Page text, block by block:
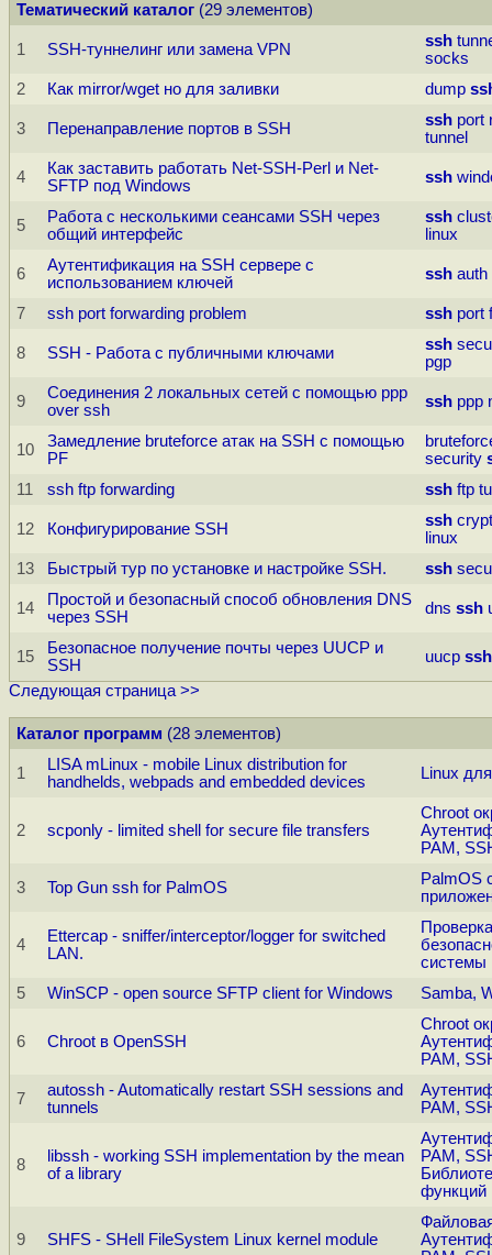
Тематический каталог (29 элементов)
1 SSH-туннелинг или замена VPN ssh
socks
2
Как mirror/wget но для заливки dump
3 Перенаправление портов в SSH ssh port
tunnel
4
Как заставить работать Net-SSH-Perl и Net-
SFTP под Windows
ssh
5
Работа с несколькими сеансами SSH через
общий интерфейс
ssh
linux
6
Аутентификация на SSH сервере с
использованием ключей
ssh auth
7 ssh port forwarding problem ssh port
8 SSH - Работа с публичными ключами ssh
pgp
9
Соединения 2 локальных сетей с помощью ppp
over ssh
ssh ppp
10
Замедление bruteforce атак на SSH с помощью
PF
security
11
ssh ftp forwarding ssh ftp
12 Конфигурирование SSH ssh crypt
linux
13
Быстрый тур по установке и настройке SSH. ssh
14
Простой и безопасный способ обновления DNS
через SSH
dns ssh
15
Безопасное получение почты через UUCP и
SSH
uucp ssh
Следующая страница >>
Каталог программ (28 элементов)
1
LISA mLinux - mobile Linux distribution for
handhelds, webpads and embedded devices
Linux
2 scponly - limited shell for secure file transfers
Chroot
PAM,
3 Top Gun ssh for PalmOS
PalmOS
4
Ettercap - sniffer/interceptor/logger for switched
LAN.
Проверка
системы
5
WinSCP - open source SFTP client for Windows Samba,
6 Chroot в OpenSSH
Chroot
PAM,
7
autossh - Automatically restart SSH sessions and
tunnels
PAM,
8
libssh - working SSH implementation by the mean
of a library
PAM,
функций
9 SHFS - SHell FileSystem Linux kernel module